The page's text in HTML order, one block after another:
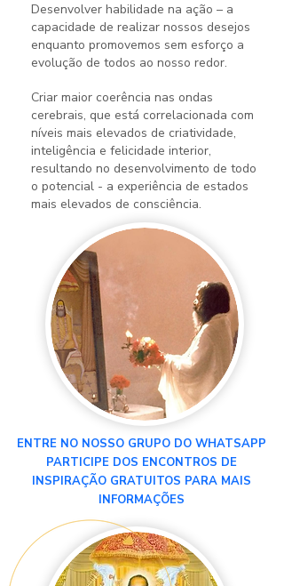
Desenvolver habilidade na ação – a
capacidade de realizar nossos desejos
enquanto promovemos sem esforço a
evolução de todos ao nosso redor.
Criar maior coerência nas ondas
cerebrais, que está correlacionada com
níveis mais elevados de criatividade,
inteligência e felicidade interior,
resultando no desenvolvimento de todo
o potencial - a experiência de estados
mais elevados de consciência.
ENTRE NO NOSSO GRUPO DO WHATSAPP
PARTICIPE DOS ENCONTROS DE
INSPIRAÇÃO GRATUITOS PARA MAIS
INFORMAÇÕES